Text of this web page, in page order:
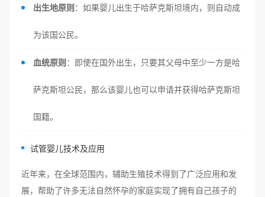
出生地原则 ：如果婴儿出生于哈萨克斯坦境内，则自动成
为该国公民。
血统原则 ：即使在国外出生，只要其父母中至少一方是哈
萨克斯坦公民，那么该婴儿也可以申请并获得哈萨克斯坦
国籍。
试管婴儿技术及应用
近年来，在全球范围内，辅助生殖技术得到了广泛应用和发
展，帮助了许多无法自然怀孕的家庭实现了拥有自己孩子的